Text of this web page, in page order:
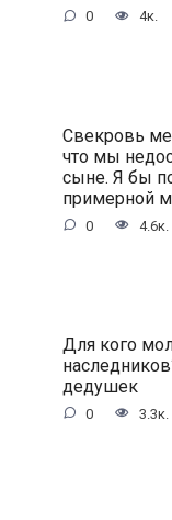
0 4к.
Свекровь
что мы
сыне. Я бы
примерной
0 4.6к.
Для кого
дедушек
0 3.3к.